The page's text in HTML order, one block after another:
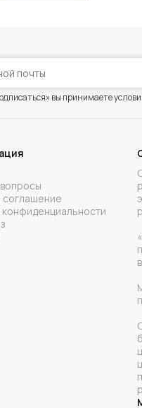
вы принимаете
соглашение